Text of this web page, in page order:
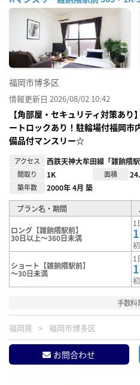
福岡市博多区
情報更新日 2026/08/02 10:42
【角部屋・セキュリティ対策あ
ートロックあり！駐輪場付福岡市
備品付マンスリー☆
アクセス 西鉄天神大牟田線「雑餉隈
間取り 1K 面積
築年数 2000年 4月 築
プラン名・期間
ロング【雑餉隈駅前】
30日以上～360日未満
1
ショート【雑餉隈駅前】
～30日未満
1
手数料
福岡県 福岡市博多区
お問合わせ